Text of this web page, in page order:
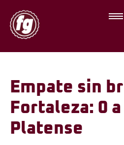
Empate sin
Fortaleza: 0
Platense